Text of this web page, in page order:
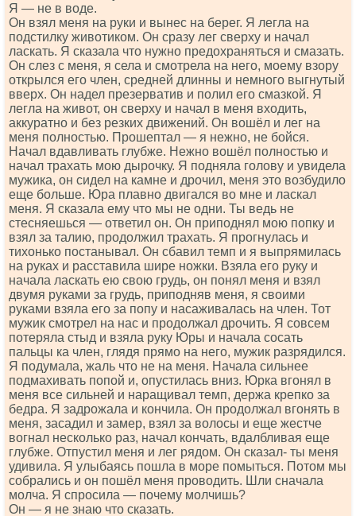
Я — не в воде.
Он взял меня на руки и вынес на берег. Я легла на
подстилку животиком. Он сразу лег сверху и начал
ласкать. Я сказала что нужно предохраняться и смазать.
Он слез с меня, я села и смотрела на него, моему взору
открылся его член, средней длинны и немного выгнутый
вверх. Он надел презерватив и полил его смазкой. Я
легла на живот, он сверху и начал в меня входить,
аккуратно и без резких движений. Он вошёл и лег на
меня полностью. Прошептал — я нежно, не бойся.
Начал вдавливать глубже. Нежно вошёл полностью и
начал трахать мою дырочку. Я подняла голову и увидела
мужика, он сидел на камне и дрочил, меня это возбудило
еще больше. Юра плавно двигался во мне и ласкал
меня. Я сказала ему что мы не одни. Ты ведь не
стесняешься — ответил он. Он приподнял мою попку и
взял за талию, продолжил трахать. Я прогнулась и
тихонько постанывал. Он сбавил темп и я выпрямилась
на руках и расставила шире ножки. Взяла его руку и
начала ласкать ею свою грудь, он понял меня и взял
двумя руками за грудь, приподняв меня, я своими
руками взяла его за попу и насаживалась на член. Тот
мужик смотрел на нас и продолжал дрочить. Я совсем
потеряла стыд и взяла руку Юры и начала сосать
пальцы ка член, глядя прямо на него, мужик разрядился.
Я подумала, жаль что не на меня. Начала сильнее
подмахивать попой и, опустилась вниз. Юрка вгонял в
меня все сильней и наращивал темп, держа крепко за
бедра. Я задрожала и кончила. Он продолжал вгонять в
меня, засадил и замер, взял за волосы и еще жестче
вогнал несколько раз, начал кончать, вдалбливая еще
глубже. Отпустил меня и лег рядом. Он сказал- ты меня
удивила. Я улыбаясь пошла в море помыться. Потом мы
собрались и он пошёл меня проводить. Шли сначала
молча. Я спросила — почему молчишь?
Он — я не знаю что сказать.